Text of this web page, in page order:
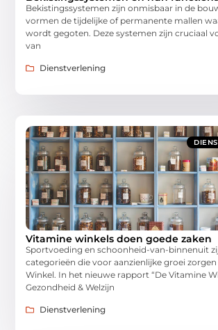
Bekistingssystemen zijn onmisbaar in de
vormen de tijdelijke of permanente mallen
wordt gegoten. Deze systemen zijn cruciaal
van
Dienstverlening
Vitamine winkels doen goede zaken
Sportvoeding en schoonheid-van-binnenuit
categorieën die voor aanzienlijke groei
Winkel. In het nieuwe rapport “De Vitamine
Gezondheid & Welzijn
Dienstverlening